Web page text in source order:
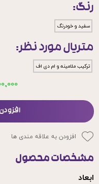
رنگ:
سفید و خودرنگ
متریال مورد نظر:
ترکیب ملامینه و ام دی اف
افزودن به علاقه مندی ها
مشخصات محصول
ابعاد